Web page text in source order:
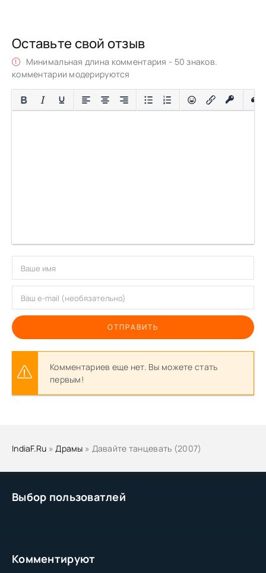
Выбор пользоватлей
Комментируют
Оставьте свой отзыв
Минимальная длина комментария - 50 знаков.
комментарии модерируются
ОТПРАВИТЬ
Комментариев еще нет. Вы можете стать
первым!
IndiaF.Ru » Драмы » Давайте танцевать (2007)